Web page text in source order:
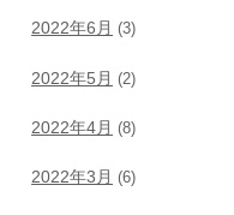
2022年6月 (3)
2022年5月 (2)
2022年4月 (8)
2022年3月 (6)